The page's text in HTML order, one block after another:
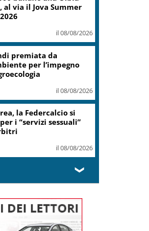
al via il Jova Summer
il 08/08/2026
premiata da
per l’impegno
il 08/08/2026
la Federcalcio si
i “servizi sessuali”
il 08/08/2026
❯